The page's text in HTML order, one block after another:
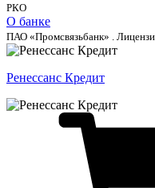
РКО
О банке
ПАО «Промсвязьбанк» .
Ренессанс Кредит